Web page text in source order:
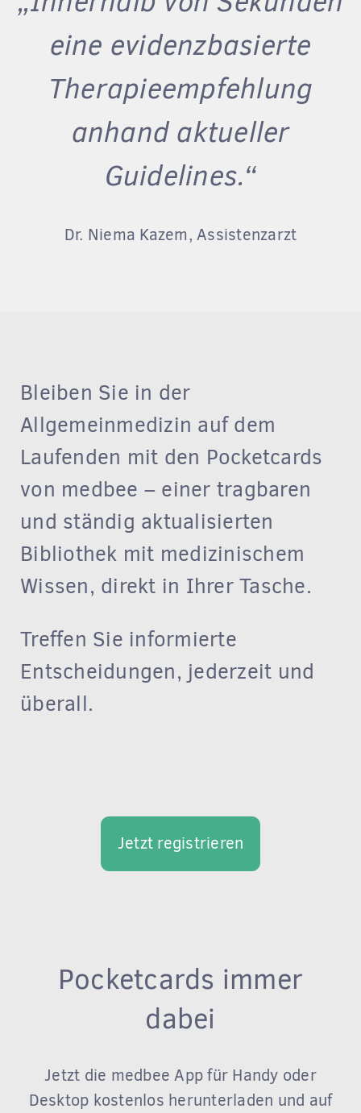
eine evidenzbasierte
Therapieempfehlung
anhand aktueller
Guidelines.“
Dr. Niema Kazem, Assistenzarzt
Bleiben Sie in der
Allgemeinmedizin auf dem
Laufenden mit den Pocketcards
von medbee – einer tragbaren
und ständig aktualisierten
Bibliothek mit medizinischem
Wissen, direkt in Ihrer Tasche.
Treffen Sie informierte
Entscheidungen, jederzeit und
überall.
Jetzt registrieren
Pocketcards immer
dabei
Jetzt die medbee App für Handy oder
Desktop kostenlos herunterladen und auf